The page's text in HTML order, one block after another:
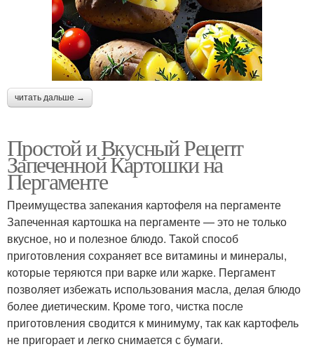
читать дальше →
Простой и Вкусный Рецепт
Запеченной Картошки на
Пергаменте
Преимущества запекания картофеля на пергаменте
Запеченная картошка на пергаменте — это не только
вкусное, но и полезное блюдо. Такой способ
приготовления сохраняет все витамины и минералы,
которые теряются при варке или жарке. Пергамент
позволяет избежать использования масла, делая блюдо
более диетическим. Кроме того, чистка после
приготовления сводится к минимуму, так как картофель
не пригорает и легко снимается с бумаги.